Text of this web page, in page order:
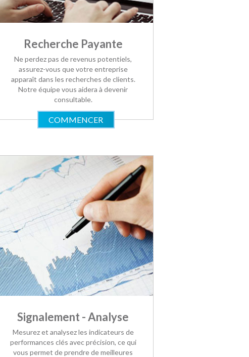
Recherche Payante
Ne perdez pas de revenus potentiels,
assurez-vous que votre entreprise
apparaît dans les recherches de clients.
Notre équipe vous aidera à devenir
consultable.
COMMENCER
Signalement - Analyse
Mesurez et analysez les indicateurs de
performances clés avec précision, ce qui
vous permet de prendre de meilleures